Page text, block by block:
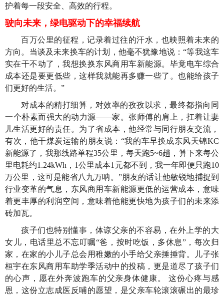
护着每一段安全、高效的行程。
驶向未来，绿电驱动下的幸福续航
百万公里的征程，记录着过往的汗水，也映照着未来的
方向。当谈及未来换车的计划，他毫不犹豫地说：“等我这车
实在干不动了，我想换换东风商用车新能源。毕竟电车综合
成本还是要更低些，这样我就能再多赚一些了。也能给孩子
们更好的生活。”
对成本的精打细算，对效率的孜孜以求，最终都指向同
一个朴素而强大的动力源——家。张师傅的肩上，扛着让妻
儿生活更好的责任。为了省成本，他经常与同行朋友交流，
有次，他干煤炭运输的朋友说：“我的车早换成东风天锦KC
新能源了，我那线路单程35公里，每天跑5~6趟，算下来每公
里电耗约1.24kWh，1公里成本1元都不到，我一年即便只跑10
万公里，这可是能省八九万呐。”朋友的话让他敏锐地捕捉到
行业变革的气息，东风商用车新能源更低的运营成本，意味
着更丰厚的利润空间，意味着他能更快地为孩子们的未来添
砖加瓦。
孩子们也特别懂事，体谅父亲的不容易，在外上学的大
女儿，电话里总不忘叮嘱“爸，按时吃饭，多休息”，每次归
家，在家的小儿子总会用稚嫩的小手给父亲捶捶背。儿子张
桓宇在东风商用车助学季活动中的投稿，更是道尽了孩子们
的心声，愿在外奔波跑车的父亲身体健康。 这份心疼与感
恩，这份立志成医反哺的愿望，是父亲车轮滚滚碾出的最珍